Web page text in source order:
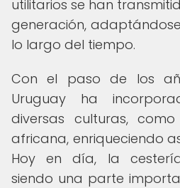
utilitarios se han
generación,
lo largo del tiempo.
Con el paso de los
Uruguay ha
diversas culturas,
africana, enriqueciendo
Hoy en día, la
siendo una parte